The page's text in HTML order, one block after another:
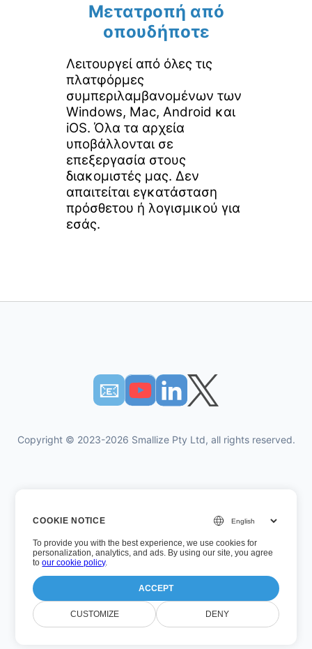
Μετατροπή από
οπουδήποτε
Λειτουργεί από όλες τις
πλατφόρμες
συμπεριλαμβανομένων των
Windows, Mac, Android και
iOS. Όλα τα αρχεία
υποβάλλονται σε
επεξεργασία στους
διακομιστές μας. Δεν
απαιτείται εγκατάσταση
πρόσθετου ή λογισμικού για
εσάς.
📧︎
Copyright © 2023-2026 Smallize Pty Ltd, all rights reserved.
Πολιτική Απορρήτου
Οροι χρήσης
Εκτελεστική πρόσβαση
Αριθμός έκδοσης: 26.7.5
Τελευταία ενημέρωση: Τετάρτη, 5 Αυγούστου 2026
COOKIE NOTICE
To provide you with the best experience, we use cookies for
personalization, analytics, and ads. By using our site, you agree
toour cookie policy.
ACCEPT
CUSTOMIZE DENY